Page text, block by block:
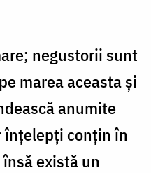
negustorii sunt
marea aceasta și
anumite
conțin în
există un